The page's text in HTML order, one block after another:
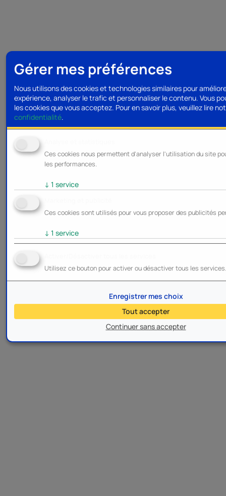
Gérer mes préférences
Nous utilisons des cookies et technologies similaires pour
expérience, analyser le trafic et personnaliser le contenu. Vous
les cookies que vous acceptez. Pour en savoir plus, veuillez lire
confidentialité.
Ces cookies nous permettent d'analyser l'utilisation du site
les performances.
↓ 1 service
Ces cookies sont utilisés pour vous proposer des publicités
↓ 1 service
Utilisez ce bouton pour activer ou désactiver tous les services.
Continuer sans accepter
Enregistrer mes choix
Tout accepter